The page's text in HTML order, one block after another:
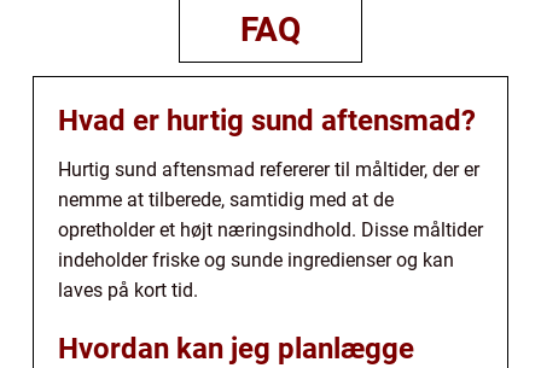
FAQ
Hvad er hurtig sund aftensmad?
Hurtig sund aftensmad refererer til måltider, der er
nemme at tilberede, samtidig med at de
opretholder et højt næringsindhold. Disse måltider
indeholder friske og sunde ingredienser og kan
laves på kort tid.
Hvordan kan jeg planlægge